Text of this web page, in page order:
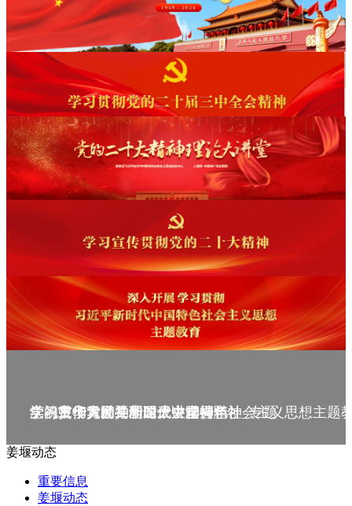
庆祝中华人民共和国成立75周年
学习贯彻党的二十届三中全会精神_专题
党的二十大精神理论大讲堂--理论
学习宣传贯彻党的二十大精神
学习贯彻习近平新时代中国特色社会主义思想主题
姜堰动态
重要信息
姜堰动态